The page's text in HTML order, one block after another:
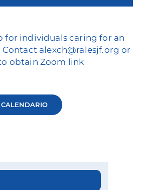
for individuals caring for an
alexch@ralesjf.org or
obtain Zoom link